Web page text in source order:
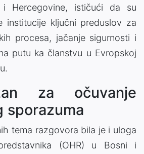
i Hercegovine, ističući da su
institucije ključni preduslov za
procesa, jačanje sigurnosti i
putu ka članstvu u Evropskoj
za očuvanje
sporazuma
tema razgovora bila je i uloga
(OHR) u Bosni i